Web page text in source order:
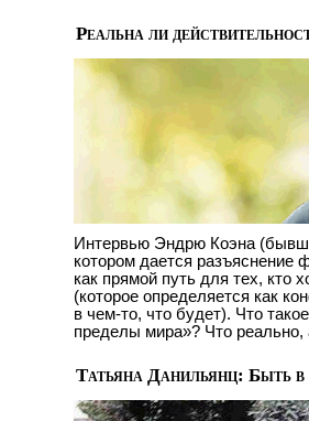
Реальна ли
Интервью Эндрю Коэна
котором дается разъяснение
как прямой путь для тех, кто
(которое определяется как
в чем-то, что будет). Что
пределы мира»? Что реально,
Татьяна Данильянц: Быть в